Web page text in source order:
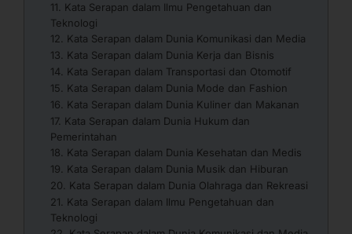
11. Kata Serapan dalam Ilmu Pengetahuan dan
Teknologi
12. Kata Serapan dalam Dunia Komunikasi dan Media
13. Kata Serapan dalam Dunia Kerja dan Bisnis
14. Kata Serapan dalam Transportasi dan Otomotif
15. Kata Serapan dalam Dunia Mode dan Fashion
16. Kata Serapan dalam Dunia Kuliner dan Makanan
17. Kata Serapan dalam Dunia Hukum dan
Pemerintahan
18. Kata Serapan dalam Dunia Kesehatan dan Medis
19. Kata Serapan dalam Dunia Musik dan Hiburan
20. Kata Serapan dalam Dunia Olahraga dan Rekreasi
21. Kata Serapan dalam Ilmu Pengetahuan dan
Teknologi